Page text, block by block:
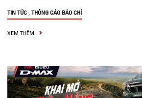
TIN TỨC , THÔNG CÁO BÁO CHÍ
XEM THÊM